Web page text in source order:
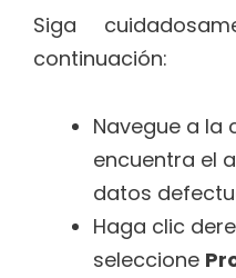
Siga
continuación:
Navegue a la
encuentra el
datos
Haga clic
seleccione